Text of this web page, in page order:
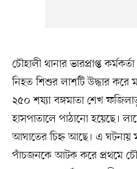
চৌহালী থানার ভারপ্রাপ্ত
নিহত শিশুর লাশটি উদ্ধার করে
২৫০ শয্যা বঙ্গমাতা শেখ
হাসপাতালে পাঠানো হয়েছে।
আঘাতের চিহ্ন আছে। এ
পাঁচজনকে আটক করে প্রথমে